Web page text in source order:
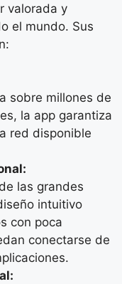
valorada y
el mundo. Sus
sobre millones de
la app garantiza
red disponible
las grandes
intuitivo
con poca
conectarse de